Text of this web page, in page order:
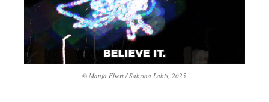
© Manja Ebert / Sabrina Labis, 2025